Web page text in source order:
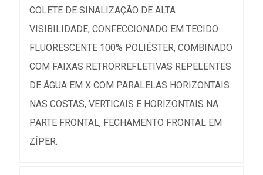
COLETE DE SINALIZAÇÃO DE ALTA
VISIBILIDADE, CONFECCIONADO EM TECIDO
FLUORESCENTE 100% POLIÉSTER, COMBINADO
COM FAIXAS RETRORREFLETIVAS REPELENTES
DE ÁGUA EM X COM PARALELAS HORIZONTAIS
NAS COSTAS, VERTICAIS E HORIZONTAIS NA
PARTE FRONTAL, FECHAMENTO FRONTAL EM
ZÍPER.